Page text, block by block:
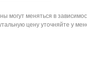
могут меняться в
цену уточняйте у